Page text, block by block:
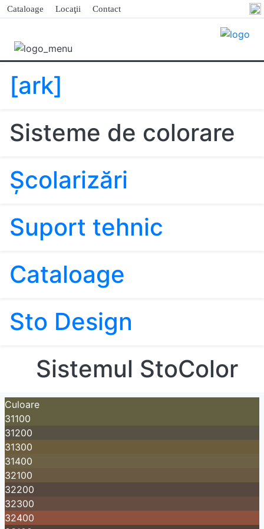
Cataloage Locaţii Contact
[ark]
Sisteme de colorare
Şcolarizări
Suport tehnic
Cataloage
Sto Design
Sistemul StoColor
Culoare
31100
31200
31300
31400
32100
32200
32300
32400